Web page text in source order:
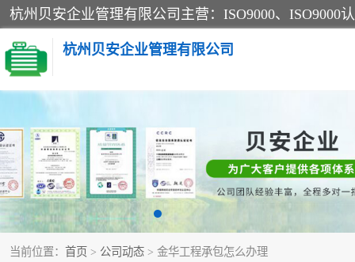
杭州贝安企业管理有限公司
当前位置： 首页 > 公司动态 > 金华工程承包怎么办理
CE认证
SA认证
OHSAS18001认证
45001认证